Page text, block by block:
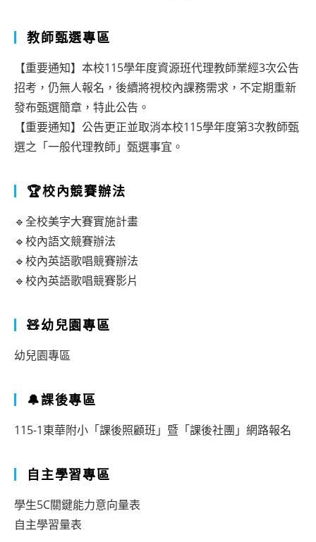
教師甄選專區
【重要通知】本校115學年度資源班代理教師業經3次公告
招考，仍無人報名，後續將視校內課務需求，不定期重新
發布甄選簡章，特此公告。
【重要通知】公告更正並取消本校115學年度第3次教師甄
選之「一般代理教師」甄選事宜。
🏆校內競賽辦法
🔹全校美字大賽實施計畫
🔹校內語文競賽辦法
🔹校內英語歌唱競賽辦法
🔹校內英語歌唱競賽影片
🧸幼兒園專區
幼兒園專區
🔔課後專區
115-1東華附小「課後照顧班」暨「課後社團」網路報名
自主學習專區
學生5C關鍵能力意向量表
自主學習量表